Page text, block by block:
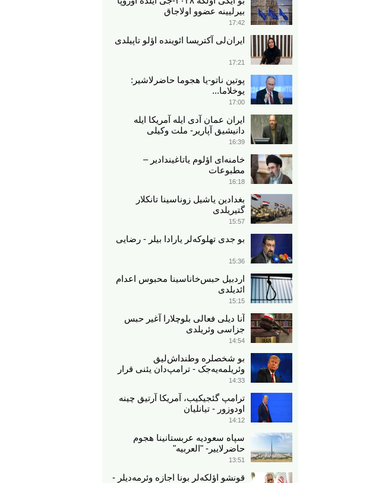
بیرلیینه عضوو اولاجاق
17:42
ایران‌لی آکتریسا ائوینده اؤلو تاپیلدی
17:21
پوتین ناتو-یا هجوما حاضرلاشیر:
یوخلاما...
17:00
ایران عمان آدی ایله آمریکا ایله
دانیشیق آپاریر- ملت وکیلی
16:39
خامنه‌ای اؤلوم یاتاغیندادیر –
مطبوعات
16:18
بغدادین یاشیل زوناسینا تانکلار
گتیریلدی
15:57
بو جدی تهلوکه‌لر یارادا بیلر - رضایی
15:36
اردبیل حبس‌خاناسینا محبوس اعدام
ائدیلدی
15:15
آنا دیلی فعالی بلوچلارا آغیر حبس
جزاسی وئریلدی
14:54
بو شخصلره وطنداش‌لیق
وئریلمه‌یه‌جک - ترامپ‌دان یئنی قرار
14:33
ترامپ گئجیکیب، آمریکا آرتیق چینه
اودوزور - تیانلیان
14:12
سپاه سعودیه عربستانینا هجوم
حاضرلاییر- "العربیه"
13:51
قونشو اؤلکه‌لر بونا اجازه وئرمه‌دیلر -